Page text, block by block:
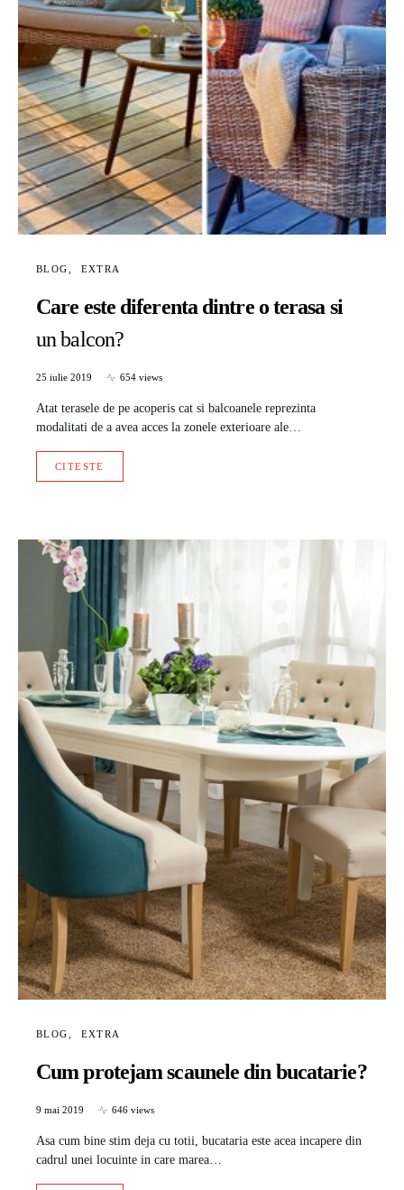
BLOG EXTRA
Care este diferenta dintre o terasa si
un balcon?
25 iulie 2019 654 views
Atat terasele de pe acoperis cat si balcoanele reprezinta
modalitati de a avea acces la zonele exterioare ale…
CITESTE
BLOG EXTRA
Cum protejam scaunele din bucatarie?
9 mai 2019 646 views
Asa cum bine stim deja cu totii, bucataria este acea incapere din
cadrul unei locuinte in care marea…